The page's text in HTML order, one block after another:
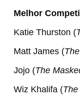
Melhor
Katie Thurston (
Matt James (
Jojo (The
Wiz Khalifa (